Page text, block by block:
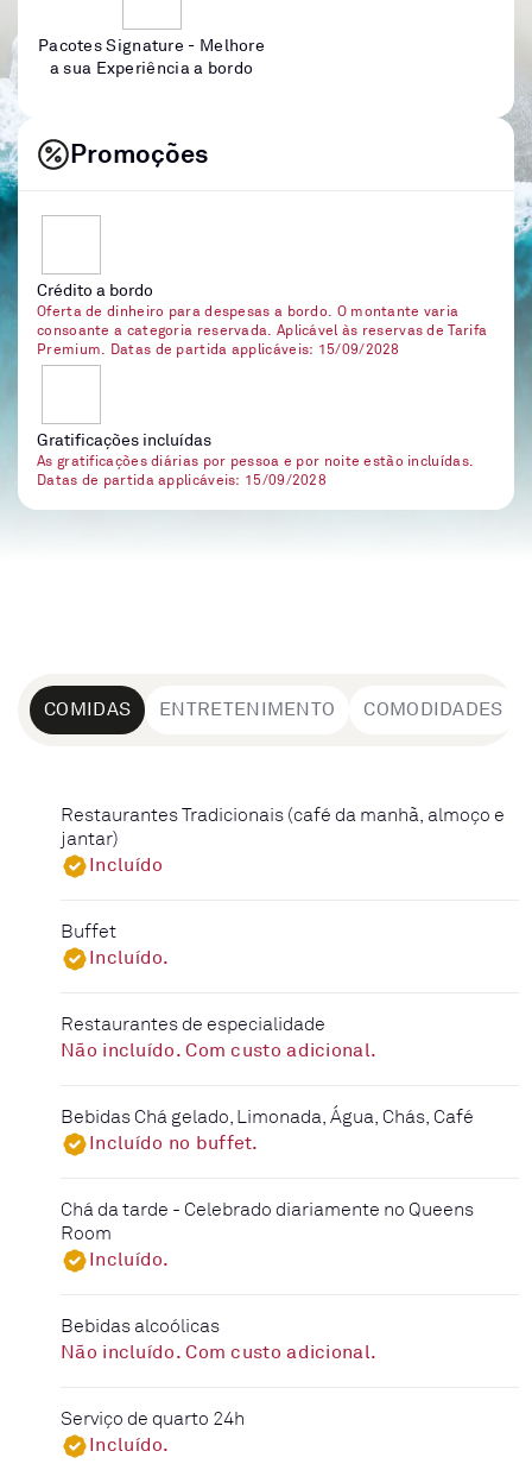
Pacotes Signature - Melhore
a sua Experiência a bordo
Promoções
Crédito a bordo
Oferta de dinheiro para despesas a bordo. O montante varia
consoante a categoria reservada. Aplicável às reservas de Tarifa
Premium. Datas de partida applicáveis: 15/09/2028
Gratificações incluídas
As gratificações diárias por pessoa e por noite estão incluídas.
Datas de partida applicáveis: 15/09/2028
COMIDAS ENTRETENIMENTO COMODIDADES
Restaurantes Tradicionais (café da manhã, almoço e
jantar)
Incluído
Buffet
Incluído.
Restaurantes de especialidade
Não incluído. Com custo adicional.
Bebidas Chá gelado, Limonada, Água, Chás, Café
Incluído no buffet.
Chá da tarde - Celebrado diariamente no Queens
Room
Incluído.
Bebidas alcoólicas
Não incluído. Com custo adicional.
Serviço de quarto 24h
Incluído.